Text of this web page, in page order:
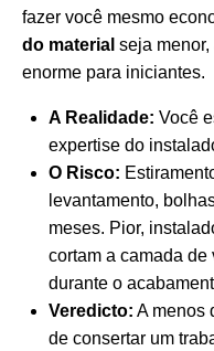
fazer você mesmo
do material seja
enorme para iniciantes.
A Realidade: Você
expertise do
O Risco:
levantamento,
meses. Pior,
cortam a camada
durante o
Veredicto: A menos
de consertar um